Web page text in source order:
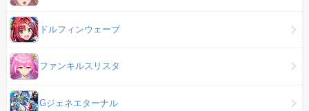
ドルフィンウェーブ
ファンキルスリスタ
Gジェネエターナル